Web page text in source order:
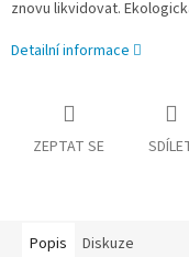
znovu likvidovat.
Detailní informace
ZEPTAT SE
Popis Diskuze